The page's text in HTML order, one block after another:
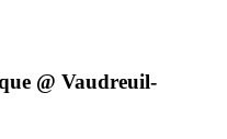
@ Vaudreuil-